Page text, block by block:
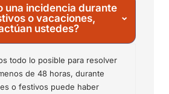
una incidencia durante
o vacaciones,
ustedes?
todo lo posible para resolver
de 48 horas, durante
o festivos puede haber